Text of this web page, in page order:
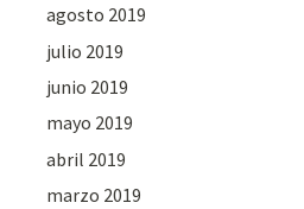
agosto 2019
julio 2019
junio 2019
mayo 2019
abril 2019
marzo 2019